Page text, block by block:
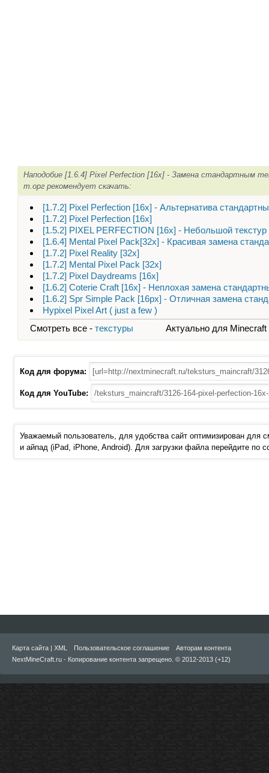
Наподобие [1.6.4] Pixel Perfection [16x] - Замена стандартным
m.орг рекомендует скачать:
[1.7.2] Pixel Perfection [16x] - Альтернатива
[1.7.2] Pixel Perfection [16x]
[1.5.2] PIXEL PERFECTION [16х] - Небольшой текстур
[1.6.4] Mental Pixel Pack[32x] - Красивая замена
[1.7.2] Pixel Reality [32x]
[1.7.2] Mental Pixel Pack [32x]
[1.7.2] Pixel Daydreams [16х]
[1.6.2] Coterie Craft [16x] - Неплохая замена
[1.6.2] Spr Simple Pack [16px] - Отличная замена
Hypixel Pixel Art ( just a few )
Смотреть все - текстуры Актуально для
Код для форума:
Код для YouTube:
Уважаемый пользователь, для удобства сайт оптимизирован для
и айпад (iPad, iPhone, Android). Для загрузки файла перейдите по
Карта сайта XML Пользовательское соглашение
Авторам контента
NextMineCraft.ru - Копирование контента запрещено. © 2012-2013 (+12)